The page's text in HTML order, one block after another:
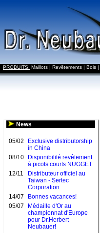
PRODUITS: Maillots | Revêtements | Bois |
News
05/02
Exclusive distributorship
in China
08/10
Disponibilité revêtement
à picots courts NUGGET
12/11
Distributeur officiel au
Taiwan - Sertec
Corporation
14/07
Bonnes vacances!
05/07
Médaille d'Or au
championnat d'Europe
pour Dr.Herbert
Neubauer!